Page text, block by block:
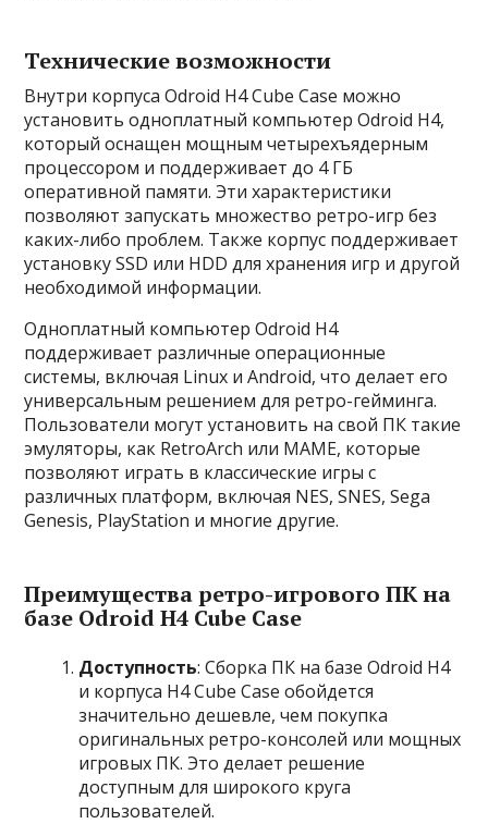
Технические возможности
Внутри корпуса Odroid H4 Cube Case можно
установить одноплатный компьютер Odroid H4,
который оснащен мощным четырехъядерным
процессором и поддерживает до 4 ГБ
оперативной памяти. Эти характеристики
позволяют запускать множество ретро-игр без
каких-либо проблем. Также корпус поддерживает
установку SSD или HDD для хранения игр и другой
необходимой информации.
Одноплатный компьютер Odroid H4
поддерживает различные операционные
системы, включая Linux и Android, что делает его
универсальным решением для ретро-гейминга.
Пользователи могут установить на свой ПК такие
эмуляторы, как RetroArch или MAME, которые
позволяют играть в классические игры с
различных платформ, включая NES, SNES, Sega
Genesis, PlayStation и многие другие.
Преимущества ретро-игрового ПК на
базе Odroid H4 Cube Case
Доступность: Сборка ПК на базе Odroid H4
и корпуса H4 Cube Case обойдется
значительно дешевле, чем покупка
оригинальных ретро-консолей или мощных
игровых ПК. Это делает решение
доступным для широкого круга
пользователей.